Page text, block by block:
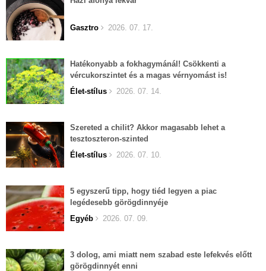
Gasztro 2026. 07. 17.
Hatékonyabb a fokhagymánál! Csökkenti a
vércukorszintet és a magas vérnyomást is!
Élet-stílus
2026. 07. 14.
Szereted a chilit? Akkor magasabb lehet a
tesztoszteron-szinted
Élet-stílus
2026. 07. 10.
5 egyszerű tipp, hogy tiéd legyen a piac
legédesebb görögdinnyéje
Egyéb
2026. 07. 09.
3 dolog, ami miatt nem szabad este lefekvés előtt
görögdinnyét enni